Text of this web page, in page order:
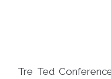
Tre Ted